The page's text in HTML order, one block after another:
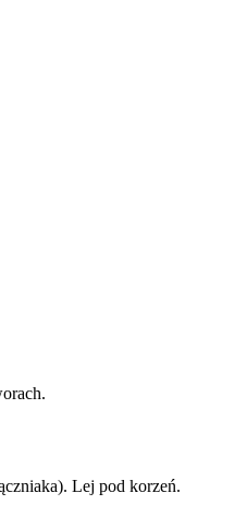
Lej pod korzeń.